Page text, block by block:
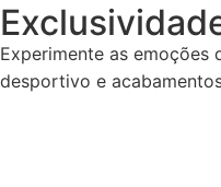
Experimente as emoções
desportivo e